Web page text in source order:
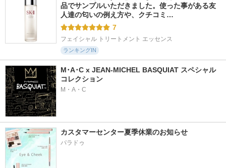
品でサンプルいただきました。使った事がある友
人達の匂いの例え方や、クチコミ…
7
フェイシャル トリートメント エッセンス
ランキングIN
M･A･C x JEAN-MICHEL BASQUIAT スペシャル
コレクション
M・A・C
カスタマーセンター夏季休業のお知らせ
パラドゥ